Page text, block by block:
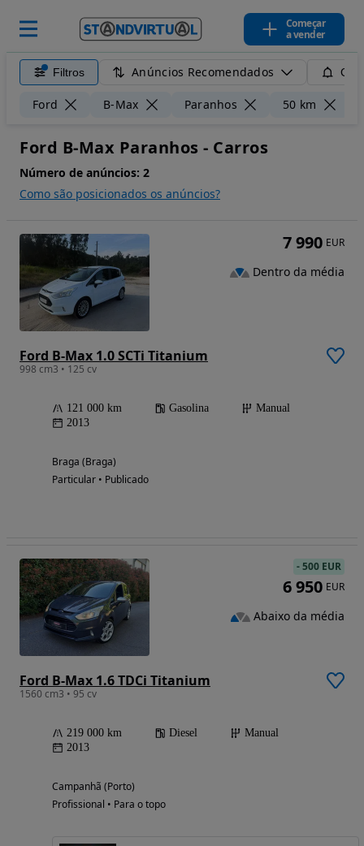
Começar
a vender
Filtros Anúncios Recomendados
Ford B-Max Paranhos 50 km
Ford B-Max Paranhos - Carros
Número de anúncios: 2
Como são posicionados os anúncios?
Ford B-Max 1.0 SCTi Titanium
998 cm3 • 125 cv
121 000 km Gasolina
Manual
2013
Braga (Braga)
Particular • Publicado
7 990 EUR
Dentro da média
Ford B-Max 1.6 TDCi Titanium
1560 cm3 • 95 cv
219 000 km Diesel
Manual
2013
Campanhã (Porto)
Profissional • Para o topo
-500 EUR
6 950 EUR
Abaixo da média